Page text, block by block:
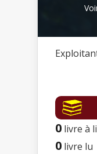
0 livre à
0 livre lu